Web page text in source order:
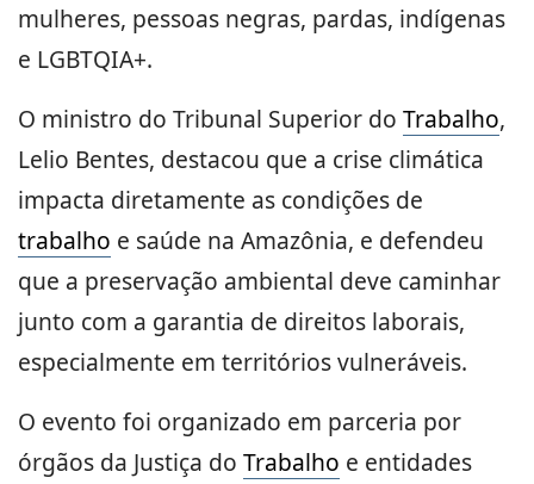
mulheres, pessoas negras, pardas, indígenas
e LGBTQIA+.
O ministro do Tribunal Superior do Trabalho,
Lelio Bentes, destacou que a crise climática
impacta diretamente as condições de
trabalho e saúde na Amazônia, e defendeu
que a preservação ambiental deve caminhar
junto com a garantia de direitos laborais,
especialmente em territórios vulneráveis.
O evento foi organizado em parceria por
órgãos da Justiça do Trabalho e entidades